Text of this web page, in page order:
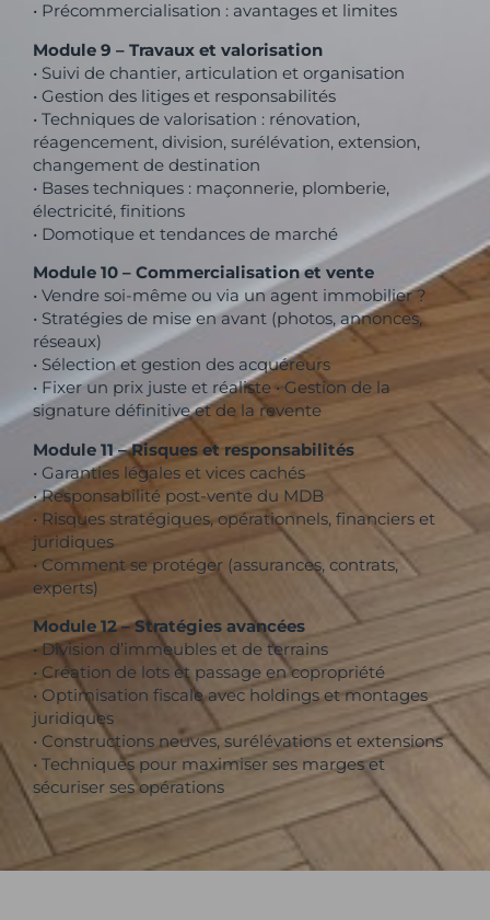
• Précommercialisation : avantages et limites
Module 9 – Travaux et valorisation
• Suivi de chantier, articulation et organisation
• Gestion des litiges et responsabilités
• Techniques de valorisation : rénovation,
réagencement, division, surélévation, extension,
changement de destination
• Bases techniques : maçonnerie, plomberie,
électricité, finitions
• Domotique et tendances de marché
Module 10 – Commercialisation et vente
• Vendre soi-même ou via un agent immobilier ?
• Stratégies de mise en avant (photos, annonces,
réseaux)
• Sélection et gestion des acquéreurs
• Fixer un prix juste et réaliste • Gestion de la
signature définitive et de la revente
Module 11 – Risques et responsabilités
• Garanties légales et vices cachés
• Responsabilité post-vente du MDB
• Risques stratégiques, opérationnels, financiers et
juridiques
• Comment se protéger (assurances, contrats,
experts)
Module 12 – Stratégies avancées
• Division d’immeubles et de terrains
• Création de lots et passage en copropriété
• Optimisation fiscale avec holdings et montages
juridiques
• Constructions neuves, surélévations et extensions
• Techniques pour maximiser ses marges et
sécuriser ses opérations